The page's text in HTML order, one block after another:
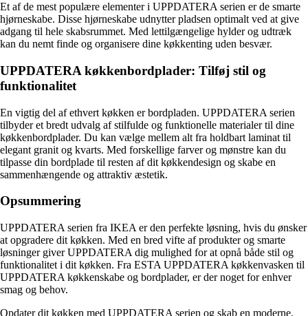
Et af de mest populære elementer i UPPDATERA serien er de smarte
hjørneskabe. Disse hjørneskabe udnytter pladsen optimalt ved at give
adgang til hele skabsrummet. Med lettilgængelige hylder og udtræk
kan du nemt finde og organisere dine køkkenting uden besvær.
UPPDATERA køkkenbordplader: Tilføj stil og
funktionalitet
En vigtig del af ethvert køkken er bordpladen. UPPDATERA serien
tilbyder et bredt udvalg af stilfulde og funktionelle materialer til dine
køkkenbordplader. Du kan vælge mellem alt fra holdbart laminat til
elegant granit og kvarts. Med forskellige farver og mønstre kan du
tilpasse din bordplade til resten af dit køkkendesign og skabe en
sammenhængende og attraktiv æstetik.
Opsummering
UPPDATERA serien fra IKEA er den perfekte løsning, hvis du ønsker
at opgradere dit køkken. Med en bred vifte af produkter og smarte
løsninger giver UPPDATERA dig mulighed for at opnå både stil og
funktionalitet i dit køkken. Fra ESTA UPPDATERA køkkenvasken til
UPPDATERA køkkenskabe og bordplader, er der noget for enhver
smag og behov.
Opdater dit køkken med UPPDATERA serien og skab en moderne,